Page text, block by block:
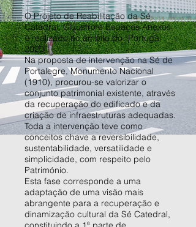
O Projeto de Reabilitação da Sé
Catedral, Claustro e Espaços Anexos
é realizado no âmbito do “Portugal
2020”.
Na proposta de intervenção na Sé de
Portalegre, Monumento Nacional
(1910), procurou-se valorizar o
conjunto patrimonial existente, através
da recuperação do edificado e da
criação de infraestruturas adequadas.
Toda a intervenção teve como
conceitos chave a reversibilidade,
sustentabilidade, versatilidade e
simplicidade, com respeito pelo
Património.
Esta fase corresponde a uma
adaptação de uma visão mais
abrangente para a recuperação e
dinamização cultural da Sé Catedral,